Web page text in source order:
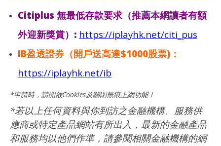
Citiplus 無最低存款要求（推薦本網讀者有額
外迎新獎賞）: https://iplayhk.net/citi_pus
IB盈透證券（開戶送高達$1000股票)：
https://iplayhk.net/ib
*申請時，請開啟Cookies及關閉無痕上網功能！
*若以上任何資料與你到訪之金融機構、服務供
應商或特定產品網站有所出入，最新的金融產品
和服務均以他們作準，請參閱相關金融機構的網